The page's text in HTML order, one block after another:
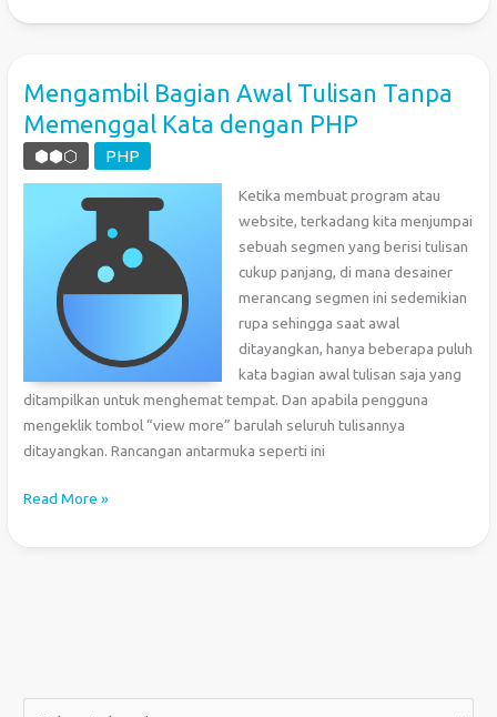
Tag
Dari
Tulisan
Mengambil Bagian Awal Tulisan Tanpa
Memenggal Kata dengan PHP
⬢⬢⬡ PHP
Ketika membuat program atau
website, terkadang kita menjumpai
sebuah segmen yang berisi tulisan
cukup panjang, di mana desainer
merancang segmen ini sedemikian
rupa sehingga saat awal
ditayangkan, hanya beberapa puluh
kata bagian awal tulisan saja yang
ditampilkan untuk menghemat tempat. Dan apabila pengguna
mengeklik tombol “view more” barulah seluruh tulisannya
ditayangkan. Rancangan antarmuka seperti ini
Mengambil
Awal
PHP
Read More »